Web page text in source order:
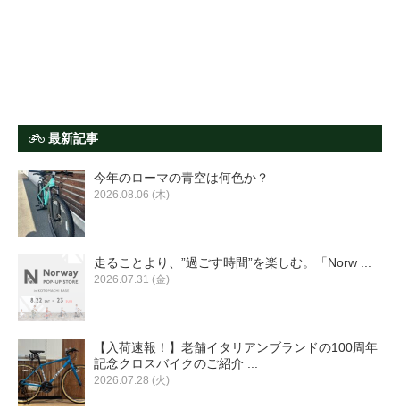
最新記事
今年のローマの青空は何色か？
2026.08.06 (木)
走ることより、”過ごす時間”を楽しむ。「Norw ...
2026.07.31 (金)
【入荷速報！】老舗イタリアンブランドの100周年
記念クロスバイクのご紹介 ...
2026.07.28 (火)